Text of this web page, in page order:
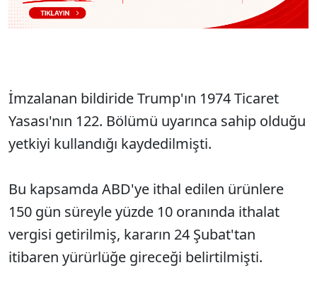
İmzalanan bildiride Trump'ın 1974 Ticaret
Yasası'nın 122. Bölümü uyarınca sahip olduğu
yetkiyi kullandığı kaydedilmişti.
Bu kapsamda ABD'ye ithal edilen ürünlere
150 gün süreyle yüzde 10 oranında ithalat
vergisi getirilmiş, kararın 24 Şubat'tan
itibaren yürürlüğe gireceği belirtilmişti.